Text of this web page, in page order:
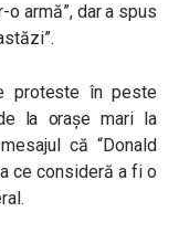
armă”, dar a spus
proteste în peste
la orașe mari la
că “Donald
ce consideră a fi o